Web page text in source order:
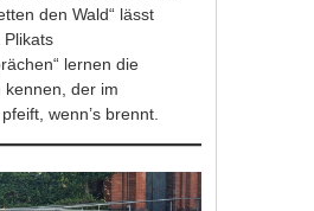
den Wald“ lässt
Plikats
lernen die
kennen, der im
wenn’s brennt.